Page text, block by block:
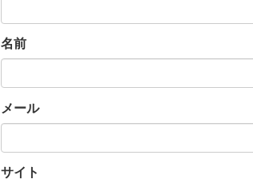
名前
メール
サイト